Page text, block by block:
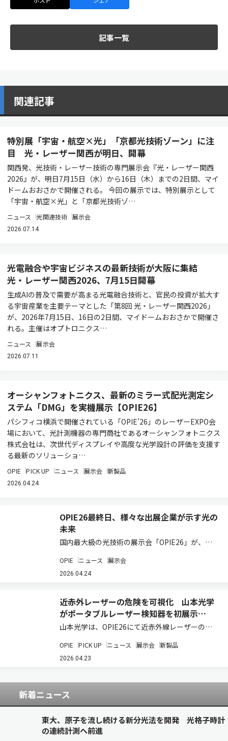
記事一覧
関連記事
特別展「宇宙・航空×光」「京都光技術ゾーン」に注
目 光・レーザー関西が明日、開幕
関西発、光技術・レーザー技術の専門展示会『光・レーザー関西
2026』が、明日7月15日（水）から16日（木）までの2日間、マイ
ドームおおさかで開催される。 今回の展示では、特別展示として
「宇宙・航空×光」と「京都光技術ゾ…
ニュース 光関連技術 展示会
2026.07.14
光電融合や宇宙ビジネスの最新技術が大阪に集結
光・レーザー関西2026、7月15日開幕
生成AIの普及で需要が高まる光電融合技術と、官民の投資が拡大す
る宇宙産業を主要テーマとした「第8回 光・レーザー関西2026」
が、2026年7月15日、16日の2日間、マイドームおおさかで開催さ
れる。主催はオプトロニクス…
ニュース 展示会
2026.07.11
オーシャンフォトニクス、最新のミラー式配光測定シ
ステム「DMG」を実機展示【OPIE26】
パシフィコ横浜で開催されている「OPIE’26」のレーザーEXPO会
場において、光計測機器の専門商社であるオーシャンフォトニクス
株式会社は、次世代ディスプレイや高度な光学設計の評価を支援す
る最新のソリューショ…
OPIE PICK UP ニュース 展示会 新製品
2026.04.24
OPIE26最終日、様々な出展企業が示す光の
未来
国内最大級の光技術の展示会「OPIE26」が、最
画像処理、センシング、加工技術など、光技術の
現在地を示す多彩な展示が展開されており、各
OPIE ニュース 展示会
2026.04.24
近赤外レーザーの危険を可視化 山本光学
がポータブルレーザー検知器を初展示
【OPIE26】
山本光学は、OPIE26にて近赤外線レーザーの散
器「YSL-01」を展示している。 レーザー加工や
クリーニング用途で用いられる近赤外光は人の目
OPIE PICK UP ニュース 展示会 新製品
2026.04.23
新着ニュース
東大、原子を流し続ける新分光法を開発 光格子時計
の連続計測へ前進